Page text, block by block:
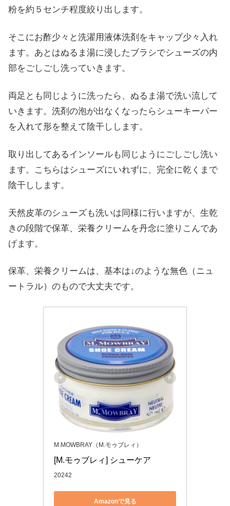
粉を約５センチ程度絞り出します。
そこにお酢少々と洗濯用液体洗剤をキャップ少々入れ
ます。あとはぬるま湯に浸したブラシでシューズの内
部をごしごし洗っていきます。
両足とも同じように洗ったら、ぬるま湯で洗い流して
いきます。洗剤の泡が出なくなったらシューキーパー
を入れて形を整えて陰干しします。
取り出してあるインソールも同じようにごしごし洗い
ます。こちらはシューズにいれずに、完全に乾くまで
陰干しします。
天然皮革のシューズも洗いは同様に行いますが、生乾
きの段階で保革、栄養クリームを丹念に塗りこんであ
げます。
保革、栄養クリームは、基本は↓のような無色（ニュ
ートラル）のもので大丈夫です。
M.MOWBRAY（M.モゥブレィ）
[M.モゥブレィ] シューケア
20242
Amazonで見る